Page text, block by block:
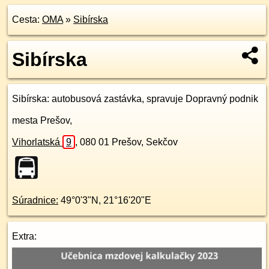
Cesta: OMA» Sibírska
Sibírska
Sibírska: autobusová zastávka, spravuje Dopravný podnik
mesta Prešov,
Vihorlatská 9 , 080 01 Prešov, Sekčov
Súradnice: 49°0'3"N , 21°16'20"E
Extra: